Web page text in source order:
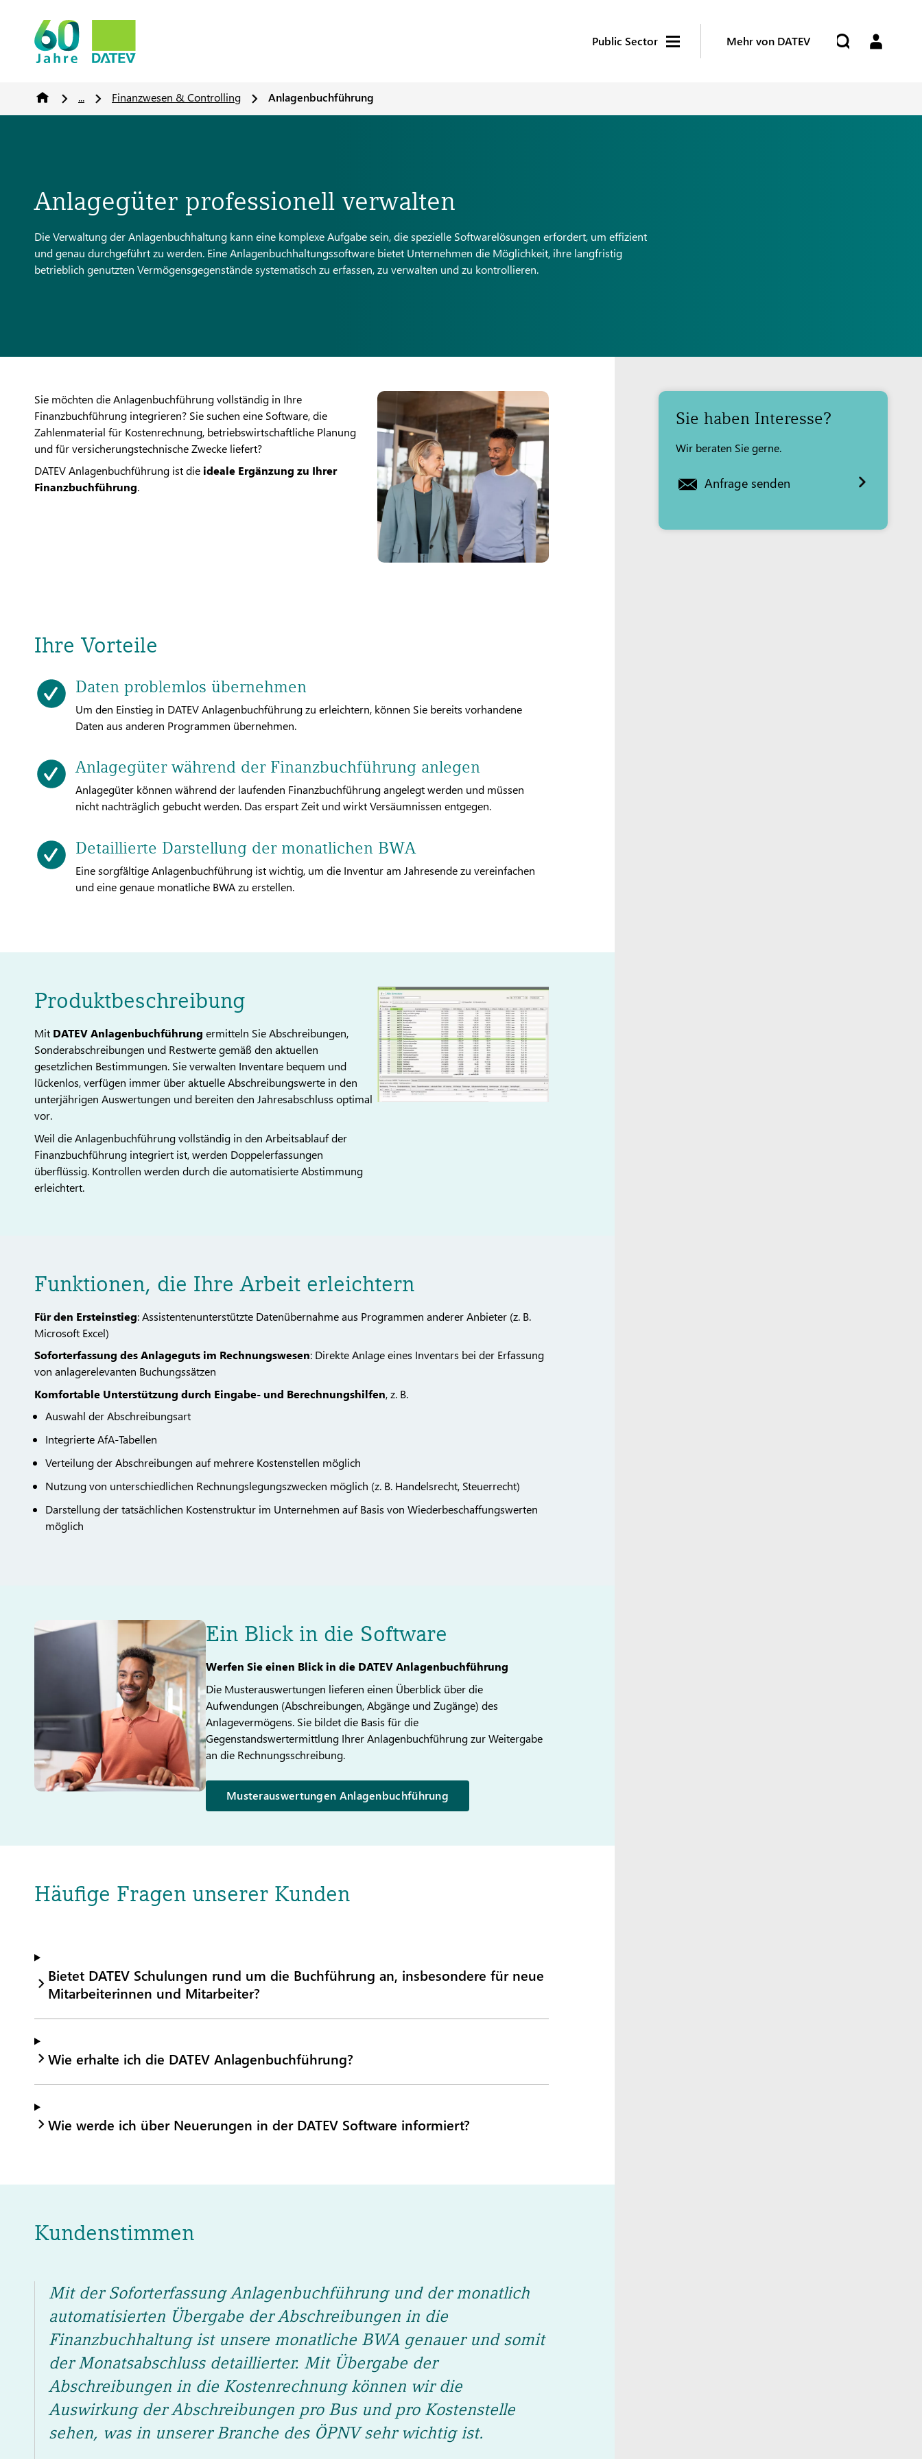
Public Sector Mehr von DATEV
... Finanzwesen & Controlling Anlagenbuchführung
Anlagegüter professionell verwalten
Die Verwaltung der Anlagenbuchhaltung kann eine komplexe Aufgabe sein, die spezielle Softwarelösungen erfordert, um effizient
und genau durchgeführt zu werden. Eine Anlagenbuchhaltungssoftware bietet Unternehmen die Möglichkeit, ihre langfristig
betrieblich genutzten Vermögensgegenstände systematisch zu erfassen, zu verwalten und zu kontrollieren.
Sie möchten die Anlagenbuchführung vollständig in Ihre
Finanzbuchführung integrieren? Sie suchen eine Software, die
Zahlenmaterial für Kostenrechnung, betriebswirtschaftliche Planung
und für versicherungstechnische Zwecke liefert?
DATEV Anlagenbuchführung ist die ideale Ergänzung zu Ihrer
Finanzbuchführung.
Ihre Vorteile
Daten problemlos übernehmen
Um den Einstieg in DATEV Anlagenbuchführung zu erleichtern, können Sie bereits vorhandene
Daten aus anderen Programmen übernehmen.
Anlagegüter während der Finanzbuchführung anlegen
Anlagegüter können während der laufenden Finanzbuchführung angelegt werden und müssen
nicht nachträglich gebucht werden. Das erspart Zeit und wirkt Versäumnissen entgegen.
Detaillierte Darstellung der monatlichen BWA
Eine sorgfältige Anlagenbuchführung ist wichtig, um die Inventur am Jahresende zu vereinfachen
und eine genaue monatliche BWA zu erstellen.
Produktbeschreibung
Mit DATEV Anlagenbuchführung ermitteln Sie Abschreibungen,
Sonderabschreibungen und Restwerte gemäß den aktuellen
gesetzlichen Bestimmungen. Sie verwalten Inventare bequem und
lückenlos, verfügen immer über aktuelle Abschreibungswerte in den
unterjährigen Auswertungen und bereiten den Jahresabschluss optimal
vor.
Weil die Anlagenbuchführung vollständig in den Arbeitsablauf der
Finanzbuchführung integriert ist, werden Doppelerfassungen
überflüssig. Kontrollen werden durch die automatisierte Abstimmung
erleichtert.
Funktionen, die Ihre Arbeit erleichtern
Für den Ersteinstieg: Assistentenunterstützte Datenübernahme aus Programmen anderer Anbieter (z. B.
Microsoft Excel)
Soforterfassung des Anlageguts im Rechnungswesen: Direkte Anlage eines Inventars bei der Erfassung
von anlagerelevanten Buchungssätzen
Komfortable Unterstützung durch Eingabe- und Berechnungshilfen, z. B.
Auswahl der Abschreibungsart
Integrierte AfA-Tabellen
Verteilung der Abschreibungen auf mehrere Kostenstellen möglich
Nutzung von unterschiedlichen Rechnungslegungszwecken möglich (z. B. Handelsrecht, Steuerrecht)
Darstellung der tatsächlichen Kostenstruktur im Unternehmen auf Basis von Wiederbeschaffungswerten
möglich
Ein Blick in die Software
Werfen Sie einen Blick in die DATEV Anlagenbuchführung
Die Musterauswertungen lieferen einen Überblick über die
Aufwendungen (Abschreibungen, Abgänge und Zugänge) des
Anlagevermögens. Sie bildet die Basis für die
Gegenstandswertermittlung Ihrer Anlagenbuchführung zur Weitergabe
an die Rechnungsschreibung.
Musterauswertungen Anlagenbuchführung
Häufige Fragen unserer Kunden
Bietet DATEV Schulungen rund um die Buchführung an, insbesondere für neue
Mitarbeiterinnen und Mitarbeiter?
Wie erhalte ich die DATEV Anlagenbuchführung?
Wie werde ich über Neuerungen in der DATEV Software informiert?
Kundenstimmen
Mit der Soforterfassung Anlagenbuchführung und der monatlich
automatisierten Übergabe der Abschreibungen in die
Finanzbuchhaltung ist unsere monatliche BWA genauer und somit
der Monatsabschluss detaillierter. Mit Übergabe der
Abschreibungen in die Kostenrechnung können wir die
Auswirkung der Abschreibungen pro Bus und pro Kostenstelle
sehen, was in unserer Branche des ÖPNV sehr wichtig ist.
Sie haben Interesse?
Wir beraten Sie gerne.
Anfrage senden